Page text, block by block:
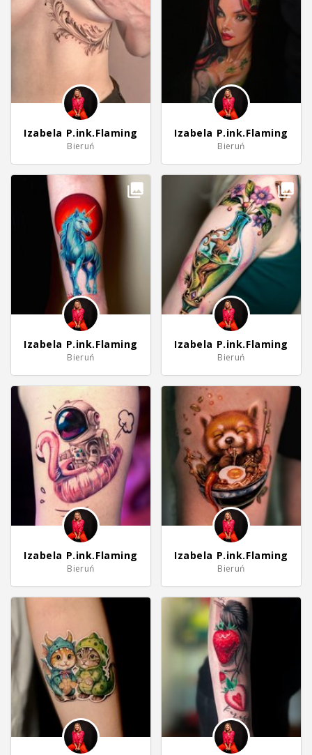
Izabela P.ink.Flaming
Bieruń
Izabela P.ink.Flaming
Bieruń
Izabela P.ink.Flaming
Bieruń
Izabela P.ink.Flaming
Bieruń
Izabela P.ink.Flaming
Bieruń
Izabela P.ink.Flaming
Bieruń